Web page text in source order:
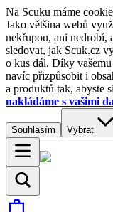
Na Scuku máme
Jako většina webů
nekřupou, ani nedrobí,
sledovat, jak Scuk.cz
o kus dál. Díky
navíc přizpůsobit i
a produktů tak, abyste
nakládáme s vašimi
Souhlasím Vybrat